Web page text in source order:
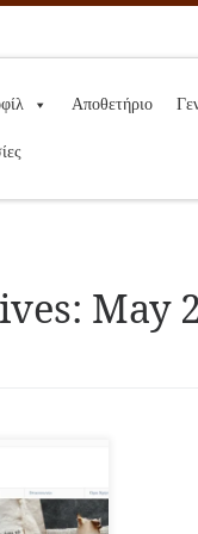
Αποθετήριο
May
και